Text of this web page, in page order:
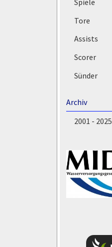
Tore
Assists
Scorer
Sünder
Archiv
2001 - 2025